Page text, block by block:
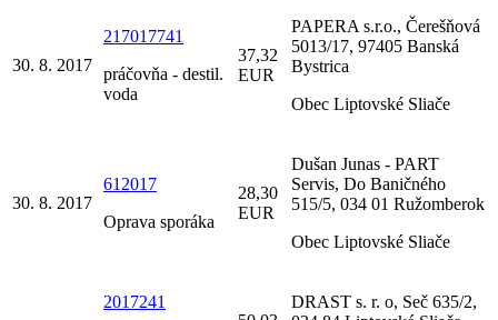
30. 8. 2017
217017741
práčovňa - destil.
voda
37,32
EUR
PAPERA s.r.o., Čerešňová
5013/17, 97405 Banská
Bystrica
Obec Liptovské Sliače
30. 8. 2017
612017
Oprava sporáka
28,30
EUR
Dušan Junas - PART
Servis, Do Baničného
515/5, 034 01 Ružomberok
Obec Liptovské Sliače
2017241
DRAST s. r. o, Seč 635/2,